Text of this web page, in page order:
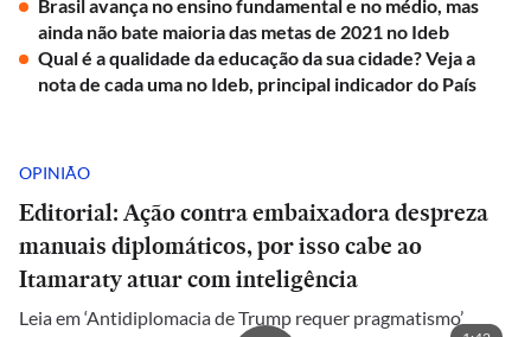
Brasil avança no ensino fundamental e no médio, mas
ainda não bate maioria das metas de 2021 no Ideb
Qual é a qualidade da educação da sua cidade? Veja a
nota de cada uma no Ideb, principal indicador do País
OPINIÃO
Editorial: Ação contra embaixadora despreza
manuais diplomáticos, por isso cabe ao
Itamaraty atuar com inteligência
Leia em ‘Antidiplomacia de Trump requer pragmatismo’